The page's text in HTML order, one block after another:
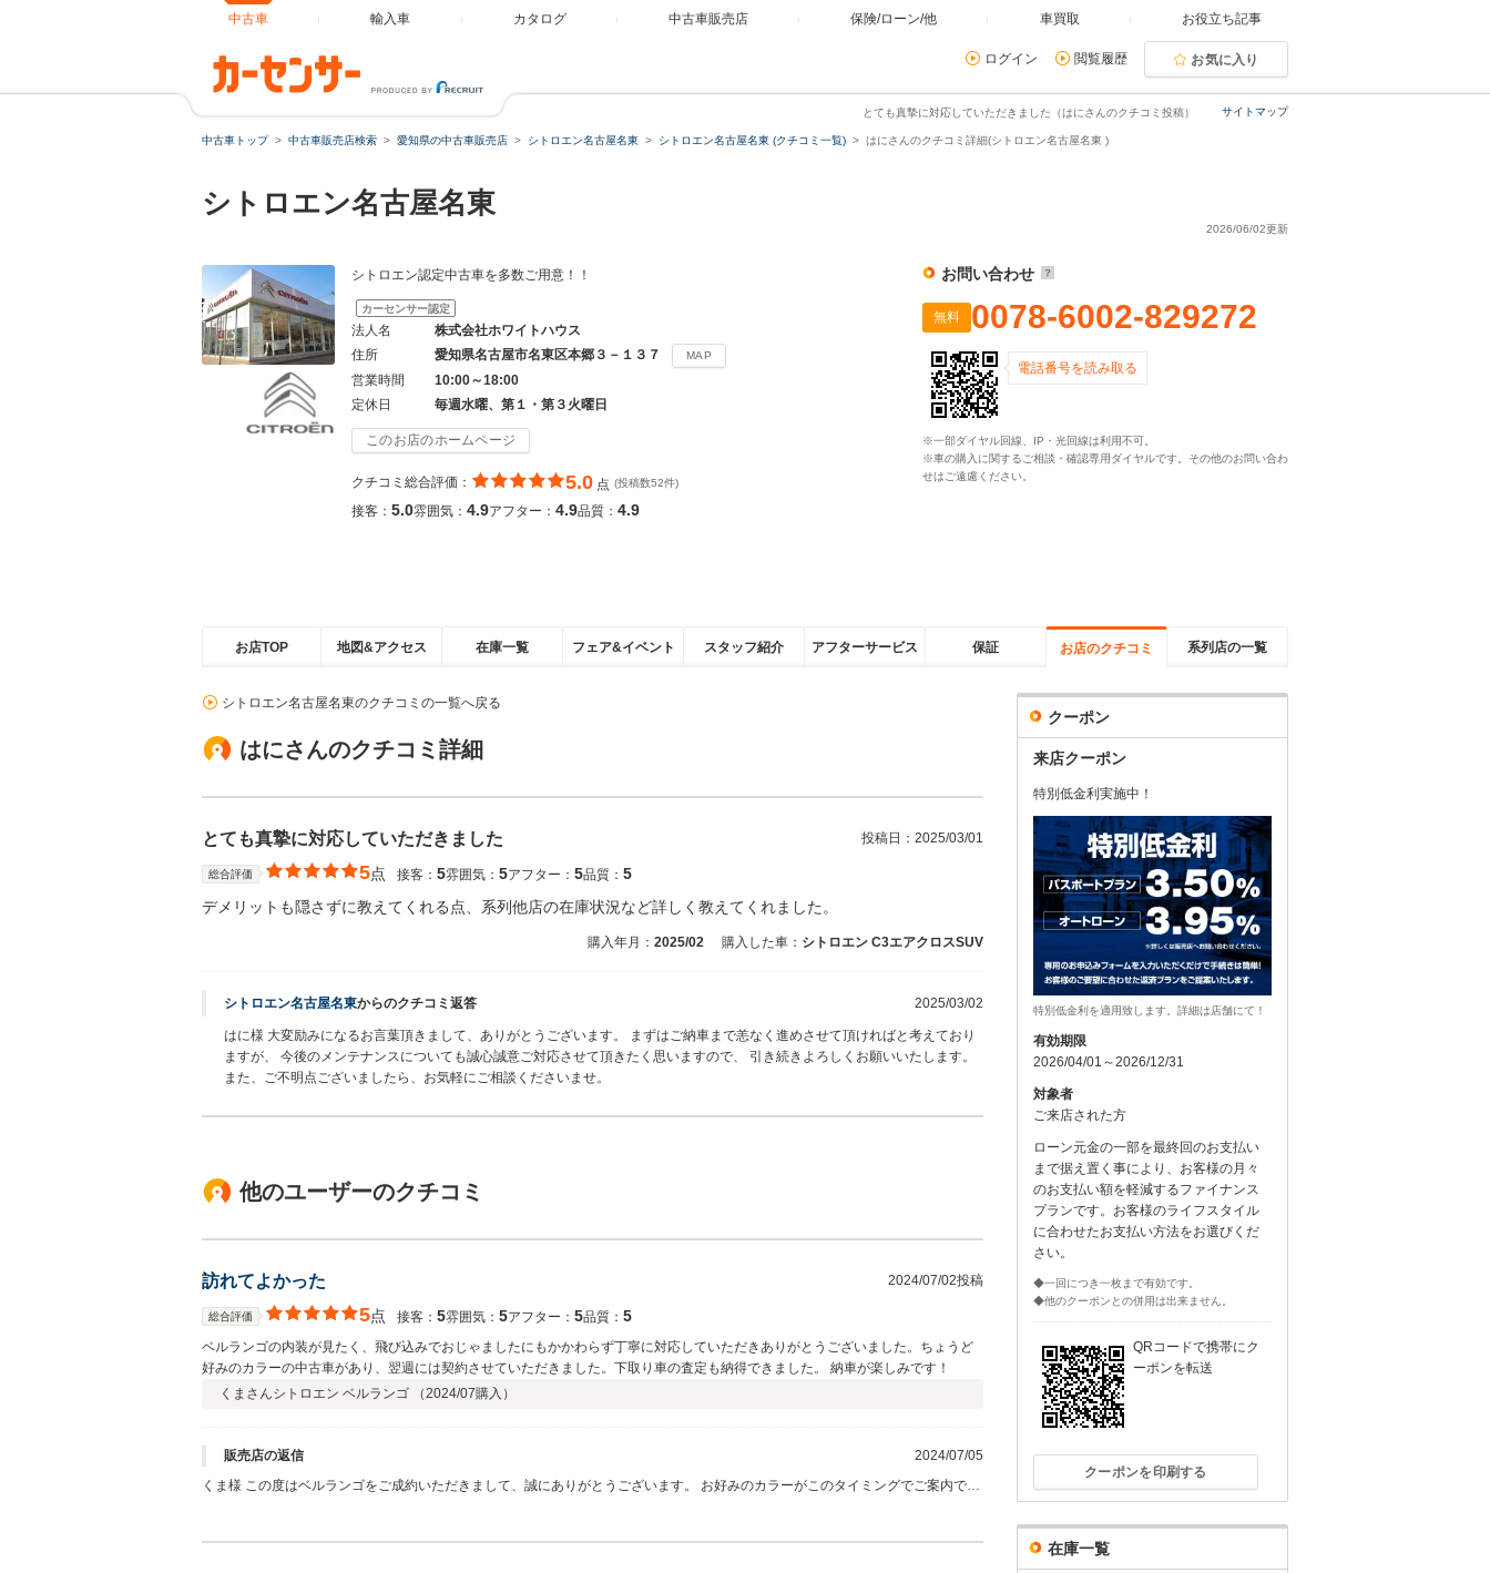
中古車 輸入車 カタログ 中古車販売店 保険/ローン/他 車買取 お役立ち記事
ログイン 閲覧履歴 お気に入り
サイトマップ
とても真摯に対応していただきました（はにさんのクチコミ投稿）
中古車トップ 中古車販売店検索 愛知県の中古車販売店 シトロエン名古屋名東 シトロエン名古屋名東 (クチコミ一覧) はにさんのクチコミ詳細(シトロエン名古屋名東 )
シトロエン名古屋名東
2026/06/02更新
シトロエン認定中古車を多数ご用意！！
カーセンサー認定
法人名
株式会社ホワイトハウス
住所
愛知県名古屋市名東区本郷３－１３７ MAP
営業時間
10:00～18:00
定休日
毎週水曜、第１・第３火曜日
このお店のホームページ
クチコミ総合評価： 5.0 点 (投稿数52件)
接客： 5.0雰囲気： 4.9アフター： 4.9品質： 4.9
お問い合わせ
無料 0078-6002-829272
電話番号を読み取る
※一部ダイヤル回線、IP・光回線は利用不可。
※車の購入に関するご相談・確認専用ダイヤルです。その他のお問い合わ
せはご遠慮ください。
お店TOP 地図&アクセス 在庫一覧 フェア&イベント スタッフ紹介 アフターサービス 保証 お店のクチコミ 系列店の一覧
シトロエン名古屋名東のクチコミの一覧へ戻る
はにさんのクチコミ詳細
とても真摯に対応していただきました 投稿日： 2025/03/01
総合評価 5点 接客： 5雰囲気： 5アフター： 5品質： 5
デメリットも隠さずに教えてくれる点、系列他店の在庫状況など詳しく教えてくれました。
購入年月： 2025/02 購入した車： シトロエン C3エアクロスSUV
シトロエン名古屋名東からのクチコミ返答 2025/03/02
はに様 大変励みになるお言葉頂きまして、ありがとうございます。 まずはご納車まで恙なく進めさせて頂ければと考えており
ますが、 今後のメンテナンスについても誠心誠意ご対応させて頂きたく思いますので、 引き続きよろしくお願いいたします。
また、ご不明点ございましたら、お気軽にご相談くださいませ。
他のユーザーのクチコミ
訪れてよかった 2024/07/02投稿
総合評価 5点 接客： 5雰囲気： 5アフター： 5品質： 5
ベルランゴの内装が見たく、飛び込みでおじゃましたにもかかわらず丁寧に対応していただきありがとうございました。ちょうど
好みのカラーの中古車があり、翌週には契約させていただきました。下取り車の査定も納得できました。 納車が楽しみです！
くまさんシトロエン ベルランゴ （2024/07購入）
販売店の返信
2024/07/05
くま様 この度はベルランゴをご成約いただきまして、誠にありがとうございます。 お好みのカラーがこのタイミングでご案内でき
クーポン
来店クーポン
特別低金利実施中！
特別低金利を適用致します。詳細は店舗にて！
有効期限
2026/04/01～2026/12/31
対象者
ご来店された方
ローン元金の一部を最終回のお支払い
まで据え置く事により、お客様の月々
のお支払い額を軽減するファイナンス
プランです。お客様のライフスタイル
に合わせたお支払い方法をお選びくだ
さい。
◆一回につき一枚まで有効です。
◆他のクーポンとの併用は出来ません。
QRコードで携帯にク
ーポンを転送
クーポンを印刷する
在庫一覧